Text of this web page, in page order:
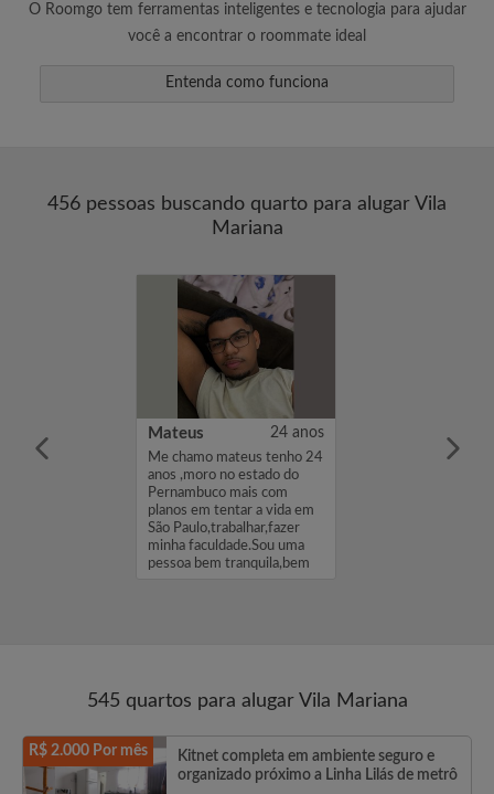
O Roomgo tem ferramentas inteligentes e tecnologia para ajudar
você a encontrar o roommate ideal
Entenda como funciona
456 pessoas buscando quarto para alugar Vila
Mariana
Kauê. Estou
Mateus 24 anos
Me chamo mateus tenho 24
anos ,moro no estado do
Pernambuco mais com
planos em tentar a vida em
São Paulo,trabalhar,fazer
minha faculdade.Sou uma
pessoa bem tranquila,bem
545 quartos para alugar Vila Mariana
R$ 2.000 Por mês
Kitnet completa em ambiente seguro e
organizado próximo a Linha Lilás de metrô